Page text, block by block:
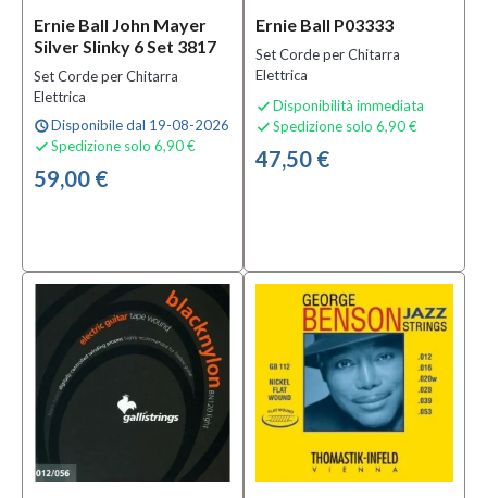
(1)
Materiale
Acciaio
(17)
Alluminium
Plated
(1)
Scalatura
007-
007-
Ernie Ball John Mayer
Silver Slinky 6 Set 3817
Set Corde per Chitarra
Elettrica
scheduleDisponibile dal 19-08-2026
 Spedizione solo 6,90 €
59,00 €
Ernie Ball P03333
Set Corde per Chitarra
Elettrica
 Disponibilità immediata
 Spedizione solo 6,90 €
47,50 €